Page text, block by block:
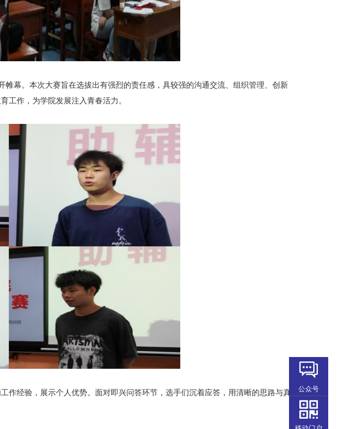
。本次大赛旨在选拔出有强烈的责任感，具较强的沟通交流、组织管理、创新
工作，为学院发展注入青春活力。
经验，展示个人优势。面对即兴问答环节，选手们沉着应答，用清晰的思路与真
公众号